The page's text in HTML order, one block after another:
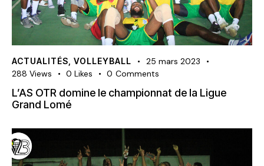
ACTUALITÉS VOLLEYBALL
25 mars 2023
288 Views 0 Likes 0 Comments
L’AS OTR domine le championnat de la Ligue
Grand Lomé